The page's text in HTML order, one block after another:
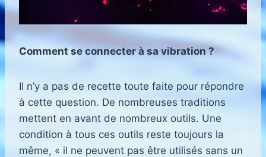
Comment se connecter à sa vibration ?
Il n’y a pas de recette toute faite pour répondre
à cette question. De nombreuses traditions
mettent en avant de nombreux outils. Une
condition à tous ces outils reste toujours la
même, « il ne peuvent pas être utilisés sans un